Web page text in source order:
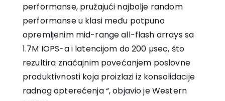
performanse, pružajući najbolje random
performanse u klasi među potpuno
opremljenim mid-range all-flash arrays sa
1.7M IOPS-a i latencijom do 200 µsec, što
rezultira značajnim povećanjem poslovne
produktivnosti koja proizlazi iz konsolidacije
radnog opterećenja “, objavio je Western